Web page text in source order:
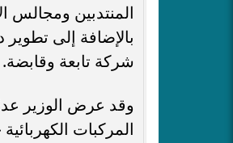
المنتدبين ومجالس
شركة تابعة وقابضة.
وقد عرض الوزير